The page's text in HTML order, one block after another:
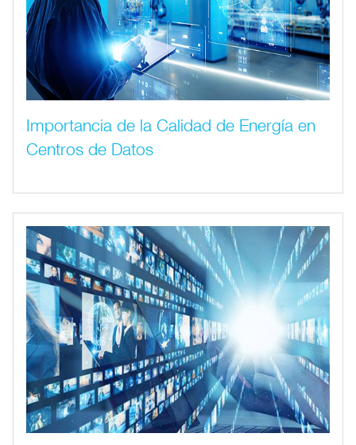
Importancia de la Calidad de Energía en
Centros de Datos